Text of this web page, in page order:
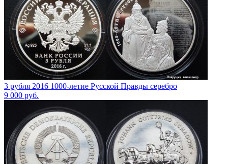
3 рубля 2016 1000-летие Русской Правды серебро
9 000 руб.